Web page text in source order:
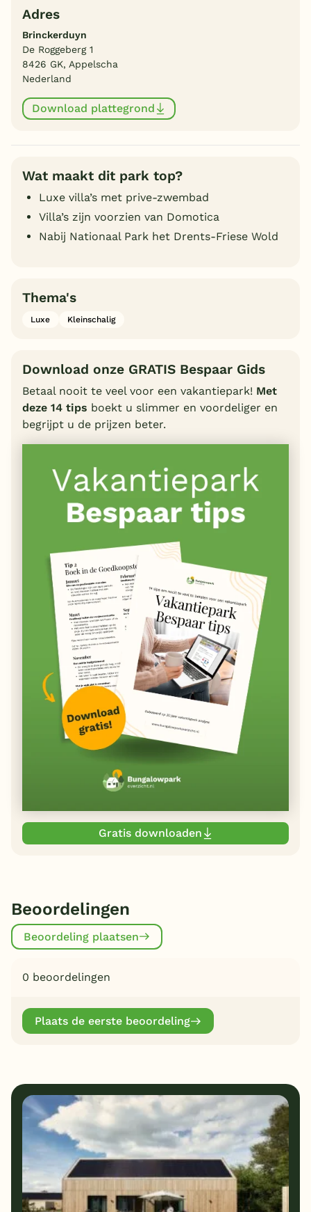
Adres
Brinckerduyn
De Roggeberg 1
8426 GK, Appelscha
Nederland
Download plattegrond
Wat maakt dit park top?
Luxe villa’s met prive-zwembad
Villa’s zijn voorzien van Domotica
Nabij Nationaal Park het Drents-Friese Wold
Thema's
Luxe Kleinschalig
Download onze GRATIS Bespaar Gids
Betaal nooit te veel voor een vakantiepark! Met
deze 14 tips boekt u slimmer en voordeliger en
begrijpt u de prijzen beter.
Gratis downloaden
Beoordelingen
Beoordeling plaatsen
0 beoordelingen
Plaats de eerste beoordeling